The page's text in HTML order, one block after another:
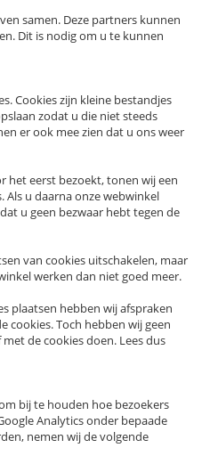
samen. Deze partners kunnen
Dit is nodig om u te kunnen
Cookies zijn kleine bestandjes
zodat u die niet steeds
er ook mee zien dat u ons weer
het eerst bezoekt, tonen wij een
Als u daarna onze webwinkel
u geen bezwaar hebt tegen de
van cookies uitschakelen, maar
werken dan niet goed meer.
plaatsen hebben wij afspraken
cookies. Toch hebben wij geen
de cookies doen. Lees dus
bij te houden hoe bezoekers
Analytics onder bepaade
nemen wij de volgende